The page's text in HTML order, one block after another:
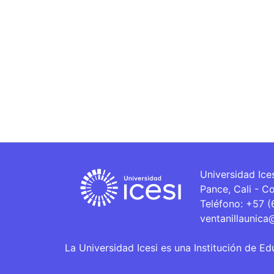
Universidad
Pance, Cali -
Teléfono: +57
La Universidad Icesi es una Institución de